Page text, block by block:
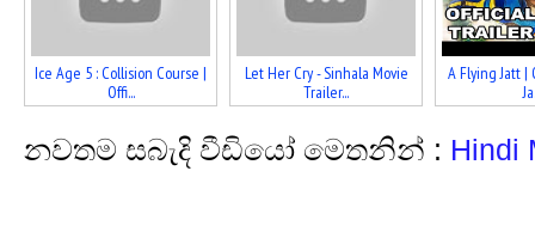
Ice Age 5 : Collision Course |
Offi...
Let Her Cry - Sinhala Movie
Trailer...
A Flying Jatt |
නවතම සබැදි වීඩියෝ මෙතනින් : Hindi